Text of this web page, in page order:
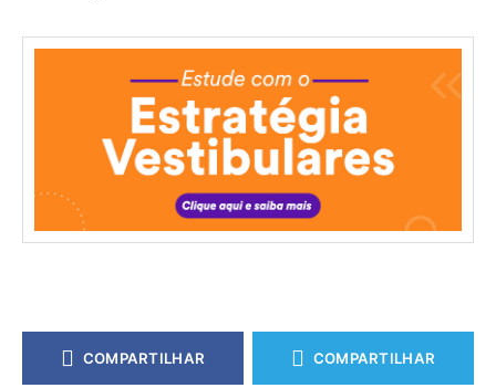
COMPARTILHAR COMPARTILHAR